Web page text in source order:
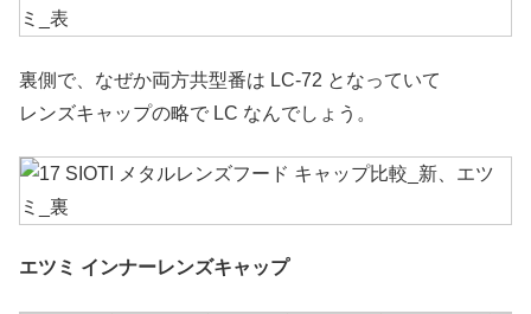
裏側で、なぜか両方共型番は LC-72 となっていて
レンズキャップの略で LC なんでしょう。
エツミ インナーレンズキャップ